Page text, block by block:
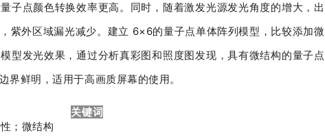
子点颜色转换效率更高。同时，随着激发光源发光角度的增大，出
紫外区域漏光减少。建立 6×6的量子点单体阵列模型，比较添加微
型发光效果，通过分析真彩图和照度图发现，具有微结构的量子点
界鲜明，适用于高画质屏幕的使用。
关键词
；微结构